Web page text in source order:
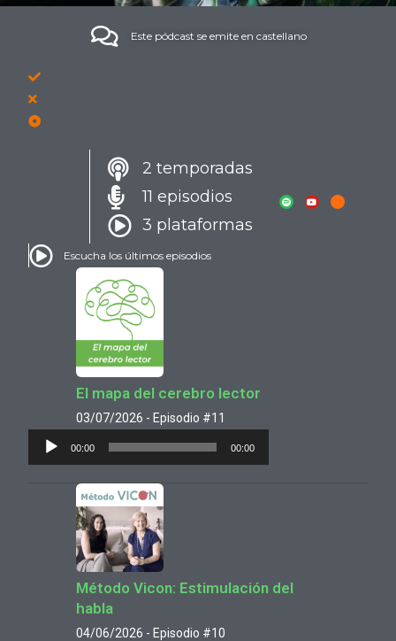
Este pódcast se emite en castellano
2 temporadas
11 episodios
3 plataformas
Escucha los últimos episodios
El mapa del cerebro lector
03/07/2026 - Episodio #11
Reproductor
de
00:00 00:00
Método Vicon: Estimulación del
habla
04/06/2026 - Episodio #10